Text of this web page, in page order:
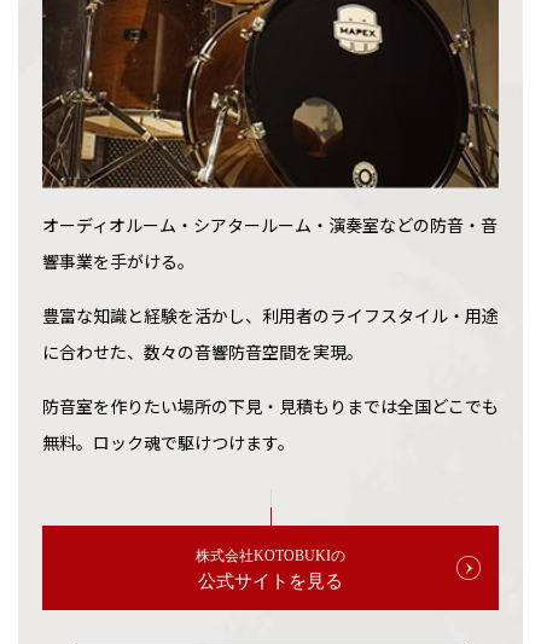
オーディオルーム・シアタールーム・演奏室などの防音・音
響事業を手がける。
豊富な知識と経験を活かし、利用者のライフスタイル・用途
に合わせた、数々の音響防音空間を実現。
防音室を作りたい場所の下見・見積もりまでは全国どこでも
無料。ロック魂で駆けつけます。
株式会社KOTOBUKIの
公式サイトを見る